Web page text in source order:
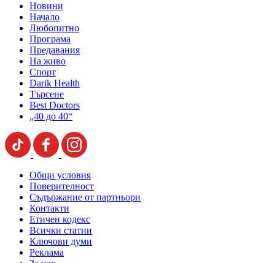
Новини
Начало
Любопитно
Програма
Предавания
На живо
Спорт
Darik Health
Търсене
Best Doctors
„40 до 40“
Общи условия
Поверителност
Съдържание от партньори
Контакти
Етичен кодекс
Всички статии
Ключови думи
Реклама